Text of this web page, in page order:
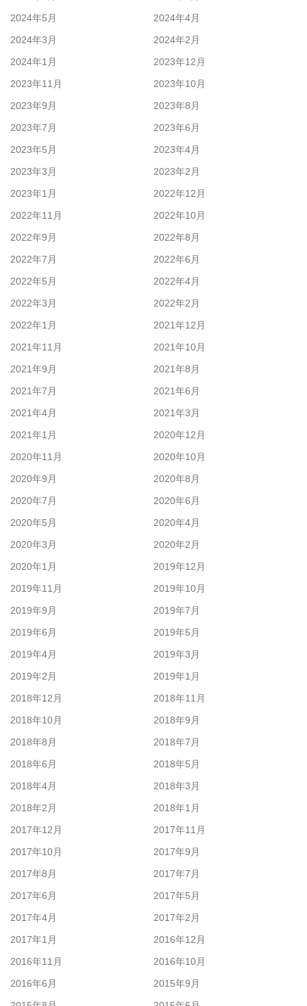
2024年5月
2024年4月
2024年3月
2024年2月
2024年1月
2023年12月
2023年11月
2023年10月
2023年9月
2023年8月
2023年7月
2023年6月
2023年5月
2023年4月
2023年3月
2023年2月
2023年1月
2022年12月
2022年11月
2022年10月
2022年9月
2022年8月
2022年7月
2022年6月
2022年5月
2022年4月
2022年3月
2022年2月
2022年1月
2021年12月
2021年11月
2021年10月
2021年9月
2021年8月
2021年7月
2021年6月
2021年4月
2021年3月
2021年1月
2020年12月
2020年11月
2020年10月
2020年9月
2020年8月
2020年7月
2020年6月
2020年5月
2020年4月
2020年3月
2020年2月
2020年1月
2019年12月
2019年11月
2019年10月
2019年9月
2019年7月
2019年6月
2019年5月
2019年4月
2019年3月
2019年2月
2019年1月
2018年12月
2018年11月
2018年10月
2018年9月
2018年8月
2018年7月
2018年6月
2018年5月
2018年4月
2018年3月
2018年2月
2018年1月
2017年12月
2017年11月
2017年10月
2017年9月
2017年8月
2017年7月
2017年6月
2017年5月
2017年4月
2017年2月
2017年1月
2016年12月
2016年11月
2016年10月
2016年6月
2015年9月